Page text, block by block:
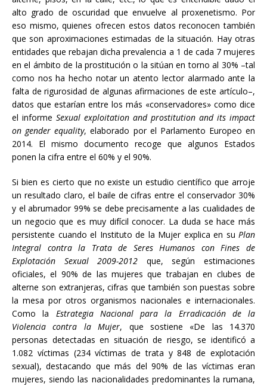
alto grado de oscuridad que envuelve al proxenetismo. Por
eso mismo, quienes ofrecen estos datos reconocen también
que son aproximaciones estimadas de la situación. Hay otras
entidades que rebajan dicha prevalencia a 1 de cada 7 mujeres
en el ámbito de la prostitución o la sitúan en torno al 30% –tal
como nos ha hecho notar un atento lector alarmado ante la
falta de rigurosidad de algunas afirmaciones de este artículo–,
datos que estarían entre los más «conservadores» como dice
el informe Sexual exploitation and prostitution and its impact
on gender equality, elaborado por el Parlamento Europeo en
2014. El mismo documento recoge que algunos Estados
ponen la cifra entre el 60% y el 90%.
Si bien es cierto que no existe un estudio científico que arroje
un resultado claro, el baile de cifras entre el conservador 30%
y el abrumador 99% se debe precisamente a las cualidades de
un negocio que es muy difícil conocer. La duda se hace más
persistente cuando el Instituto de la Mujer explica en su Plan
Integral contra la Trata de Seres Humanos con Fines de
Explotación Sexual 2009-2012 que, según estimaciones
oficiales, el 90% de las mujeres que trabajan en clubes de
alterne son extranjeras, cifras que también son puestas sobre
la mesa por otros organismos nacionales e internacionales.
Como la Estrategia Nacional para la Erradicación de la
Violencia contra la Mujer, que sostiene «De las 14.370
personas detectadas en situación de riesgo, se identificó a
1.082 víctimas (234 víctimas de trata y 848 de explotación
sexual), destacando que más del 90% de las víctimas eran
mujeres, siendo las nacionalidades predominantes la rumana,